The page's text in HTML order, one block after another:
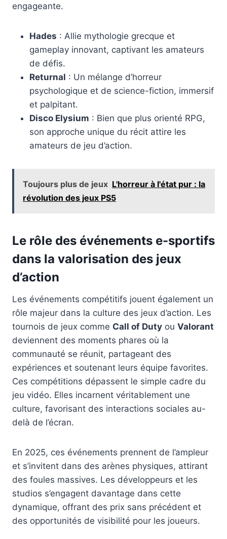
engageante.
Hades : Allie mythologie grecque et
gameplay innovant, captivant les amateurs
de défis.
Returnal : Un mélange d’horreur
psychologique et de science-fiction, immersif
et palpitant.
Disco Elysium : Bien que plus orienté RPG,
son approche unique du récit attire les
amateurs de jeu d’action.
Toujours plus de jeux L'horreur à l'état pur : la
révolution des jeux PS5
Le rôle des événements e-sportifs
dans la valorisation des jeux
d’action
Les événements compétitifs jouent également un
rôle majeur dans la culture des jeux d’action. Les
tournois de jeux comme Call of Duty ou Valorant
deviennent des moments phares où la
communauté se réunit, partageant des
expériences et soutenant leurs équipe favorites.
Ces compétitions dépassent le simple cadre du
jeu vidéo. Elles incarnent véritablement une
culture, favorisant des interactions sociales au-
delà de l’écran.
En 2025, ces événements prennent de l’ampleur
et s’invitent dans des arènes physiques, attirant
des foules massives. Les développeurs et les
studios s’engagent davantage dans cette
dynamique, offrant des prix sans précédent et
des opportunités de visibilité pour les joueurs.